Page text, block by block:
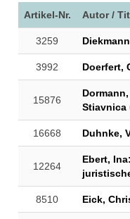
Artikel-Nr. Autor /
3259
3992 Doerfert,
15876
Stiavnica
16668 Duhnke,
12264
Ebert,
8510 Eick,